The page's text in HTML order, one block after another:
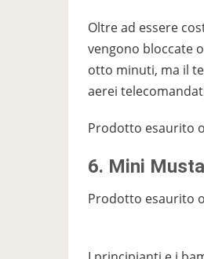
Oltre ad essere
vengono bloccate
otto minuti, ma il
aerei
Prodotto esaurito
6. Mini
Prodotto esaurito